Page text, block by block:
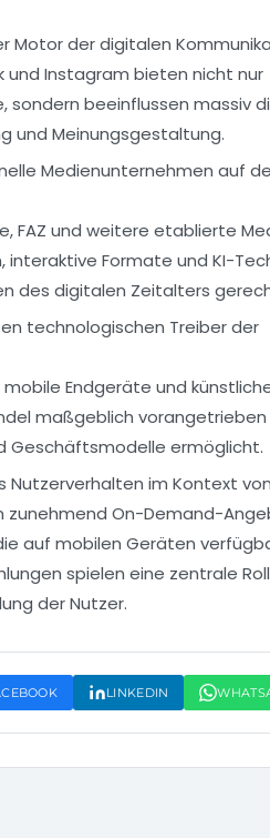
Motor der digitalen
und Instagram bieten nicht nur
sondern beeinflussen massiv
und Meinungsgestaltung.
Medienunternehmen auf
FAZ und weitere etablierte
Formate und KI-
des digitalen Zeitalters
technologischen Treiber der
Endgeräte und
maßgeblich
Geschäftsmodelle ermöglicht.
Nutzerverhalten im Kontext
zunehmend On-Demand-
auf mobilen Geräten
spielen eine zentrale
der Nutzer.
LINKEDIN